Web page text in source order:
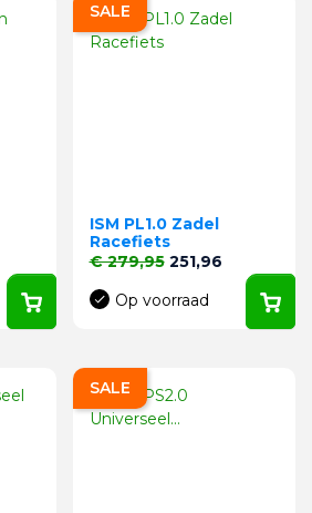
ISM PL1.0 Zadel
Racefiets
Normale prijs
€ 279,95 Prijs
251,96
Op voorraad
SALE
SALE